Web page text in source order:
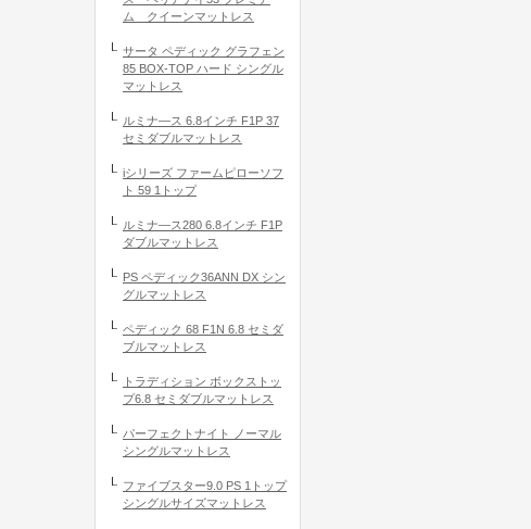
ム クイーンマットレス
サータ ペディック グラフェン
85 BOX-TOP ハード シングル
マットレス
ルミナ―ス 6.8インチ F1P 37
セミダブルマットレス
iシリーズ ファームピローソフ
ト 59 1トップ
ルミナ―ス280 6.8インチ F1P
ダブルマットレス
PS ペディック36ANN DX シン
グルマットレス
ペディック 68 F1N 6.8 セミダ
ブルマットレス
トラディション ボックストッ
プ6.8 セミダブルマットレス
パーフェクトナイト ノーマル
シングルマットレス
ファイブスター9.0 PS 1トップ
シングルサイズマットレス